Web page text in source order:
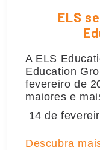
ELS
A ELS
Education
fevereiro de
maiores e
14 de
Descubra